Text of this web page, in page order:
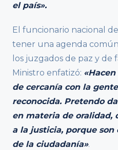
el país».
El funcionario nacional
tener una agenda
los juzgados de paz y de
Ministro enfatizó:
de cercanía con la
reconocida. Pretendo
en materia de oralidad,
a la justicia, porque
de la ciudadanía».